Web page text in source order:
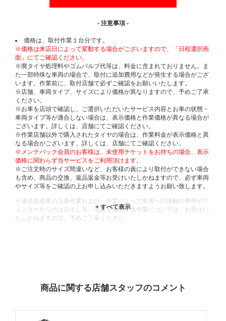
- 注意事項 -
価格は、取付作業１台分です。
※価格は来店日によって変動する場合がございますので、「日程選択画
面」にてご確認ください。
※廃タイヤ処理料やゴムバルブ代等は、料金に含まれておりません。ま
た一部特殊な車両の場合で、取付に追加費用などが発生する場合がござ
います。作業前に、取付店舗で必ずご確認をお願いいたします。
※店舗、車両タイプ、サイズにより価格が異なりますので、予めご了承
ください。
※お車を店頭で確認し、ご選択いただいたサービス内容とお車の状態・
車両タイプ等が適合しない場合は、表示価格と作業価格が異なる場合が
ございます。詳しくは、店舗にてご確認ください。
※作業店舗以外で購入されたタイヤの場合は、作業料金が表示価格と異
なる場合がございます。詳しくは、店舗にてご確認ください。
※メンテパック会員のお客様は、未使用チケットをお持ちの場合、表示
価格に関わらず当サービスをご利用頂けます。
※ご注文時のサイズ間違いなど、お客様の責により取付ができない場合
も含め、商品の交換、返品返金等お受けいたしかねますので、必ず車両
やサイズ等をご確認の上お申し込みいただきますようお願い致します。
※違法改造車の入庫作業および、作業によって車体への接触や車枠やフ
ェンダーからのはみ出し等、法規を逸脱する作業については、お受けい
たしかねますので、予めご了承ください。
商品に関する店舗スタッフのコメント